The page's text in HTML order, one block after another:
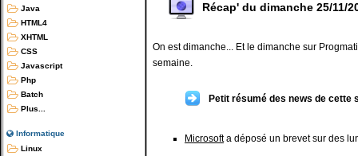
Java
HTML4
XHTML
CSS
Javascript
Php
Batch
Plus...
Informatique
Linux
Récap' du dimanche 25/11/
On est dimanche... Et le dimanche sur
semaine.
Petit résumé des news de cette
Microsofta déposé un brevet sur des